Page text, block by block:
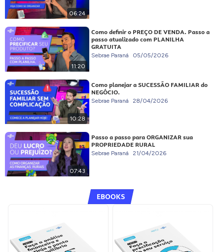
06:24
11:20
Como definir o PREÇO DE VENDA. Passo a
passo atualizado com PLANILHA
GRATUITA
Sebrae Paraná 05/05/2026
10:28
Como planejar a SUCESSÃO FAMILIAR do
NEGÓCIO.
Sebrae Paraná 28/04/2026
07:43
Passo a passo para ORGANIZAR sua
PROPRIEDADE RURAL
Sebrae Paraná 21/04/2026
EBOOKS